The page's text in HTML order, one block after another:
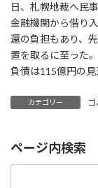
日、札幌地裁へ民
金融機関から借り
還の負担もあり、
置を取るに至った。
負債は115億円の見
カテゴリー ゴ
ページ内検索